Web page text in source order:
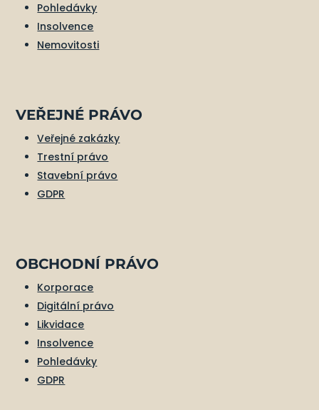
Pohledávky
Insolvence
Nemovitosti
VEŘEJNÉ PRÁVO
Veřejné zakázky
Trestní právo
Stavební právo
GDPR
OBCHODNÍ PRÁVO
Korporace
Digitální právo
Likvidace
Insolvence
Pohledávky
GDPR